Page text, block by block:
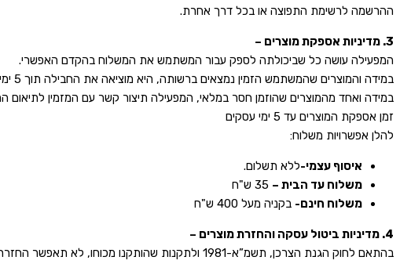
ההרשמה לרשימת התפוצה או בכל דרך אחרת.
3. מדיניות אספקת מוצרים –
המפעילה עושה כל שביכולתה לספק עבור המשתמש את המשלוח בהקדם האפשרי.
במידה והמוצרים שהמשתמש הזמין נמצאים ברשותה, היא מוציאה את החבילה תוך 5 ימי עסקים.
במידה ואחד מהמוצרים שהוזמן חסר במלאי, המפעילה תיצור קשר עם המזמין לתיאום
זמן אספקת המוצרים עד 5 ימי עסקים
להלן אפשרויות משלוח:
איסוף עצמי-ללא תשלום.
משלוח עד הבית –
משלוח חינם- בקניה מעל 400 ש"ח
4. מדיניות ביטול עסקה והחזרת מוצרים –
בהתאם לחוק הגנת הצרכן, תשמ”א-1981 ולתקנות שהותקנו מכוחו, לא תאפשר החזרת מוצר שניתן להקלטה, לשעתוק או לשכפול.